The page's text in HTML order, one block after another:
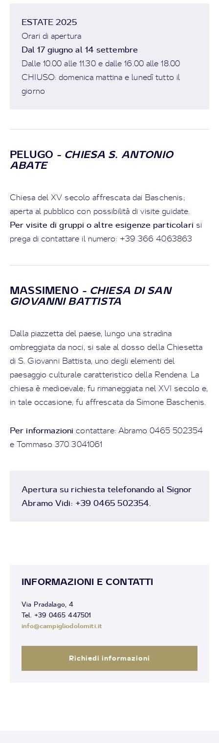
ESTATE 2025
Orari di apertura
Dal 17 giugno al 14 settembre
Dalle 10.00 alle 11.30 e dalle 16.00 alle 18.00
CHIUSO: domenica mattina e lunedì tutto il
giorno
PELUGO - CHIESA S. ANTONIO
ABATE
Chiesa del XV secolo affrescata dai Baschenis;
aperta al pubblico con possibilità di visite guidate.
Per visite di gruppi o altre esigenze particolari si
prega di contattare il numero: +39 366 4063863
MASSIMENO - CHIESA DI SAN
GIOVANNI BATTISTA
Dalla piazzetta del paese, lungo una stradina
ombreggiata da noci, si sale al dosso della Chiesetta
di S. Giovanni Battista, uno degli elementi del
paesaggio culturale caratteristico della Rendena. La
chiesa è medioevale; fu rimaneggiata nel XVI secolo e,
in tale occasione, fu affrescata da Simone Baschenis.
Per informazionicontattare: Abramo 0465 502354
e Tommaso 370 3041061
Apertura su richiesta telefonando al Signor
Abramo Vidi: +39 0465 502354.
INFORMAZIONI E CONTATTI
Via Pradalago, 4
Tel. +39 0465 447501
info@campigliodolomiti.it
Richiedi informazioni